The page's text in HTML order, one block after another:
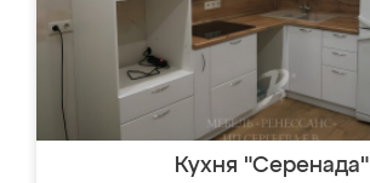
Кухня "Серенада"